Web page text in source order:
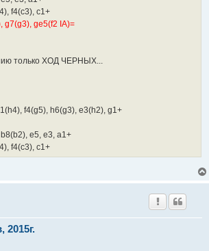
f4(c3), c1+
g7(g3), ge5(f2 IA)=
только ХОД ЧЕРНЫХ...
f4(g5), h6(g3), e3(h2), g1+
e5, e3, a1+
f4(c3), c1+
2015г.